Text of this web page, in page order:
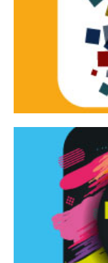
Tracce
Rassegna di